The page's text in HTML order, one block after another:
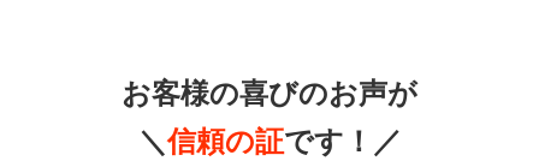
お客様の喜びのお声が
＼信頼の証です！／